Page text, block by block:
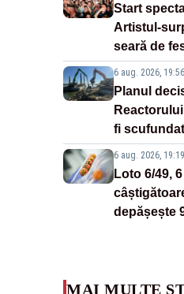
Start
Artistul-
seară de
6 aug. 2026, 19:56
Planul
fi
6 aug. 2026, 19:19
Loto 6/49,
depășește
MAI MULTE